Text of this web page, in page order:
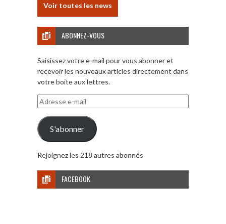
Voir toutes les news
ABONNEZ-VOUS
Saisissez votre e-mail pour vous abonner et
recevoir les nouveaux articles directement dans
votre boite aux lettres.
Adresse
e-
mail
S'abonner
Rejoignez les 218 autres abonnés
FACEBOOK